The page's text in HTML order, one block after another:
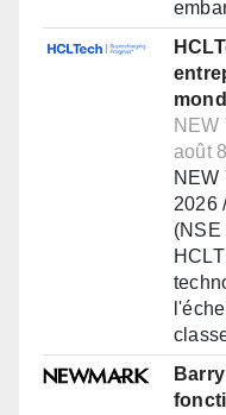
NEW
août
NEW
2026
(NSE